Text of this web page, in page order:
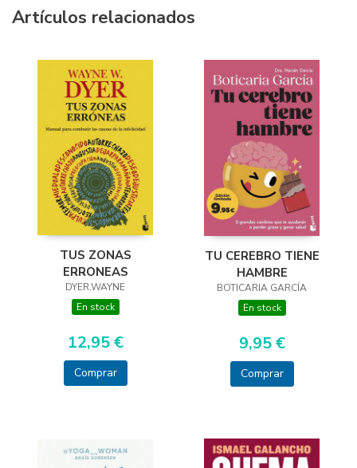
Artículos relacionados
TUS ZONAS
ERRONEAS
DYER,WAYNE
En stock
12,95 €
Comprar
TU CEREBRO TIENE
HAMBRE
BOTICARIA GARCÍA
En stock
9,95 €
Comprar